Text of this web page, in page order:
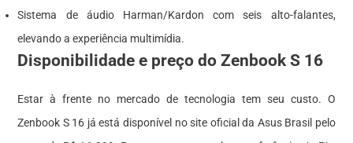
Sistema de áudio Harman/Kardon com seis alto-falantes,
elevando a experiência multimídia.
Disponibilidade e preço do Zenbook S 16
Estar à frente no mercado de tecnologia tem seu custo. O
Zenbook S 16 já está disponível no site oficial da Asus Brasil pelo